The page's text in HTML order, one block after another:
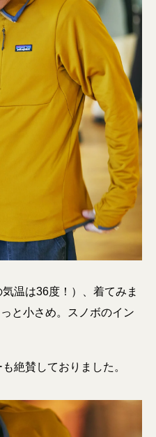
温は36度！）、着てみま
と小さめ。スノボのイン
絶賛しておりました。